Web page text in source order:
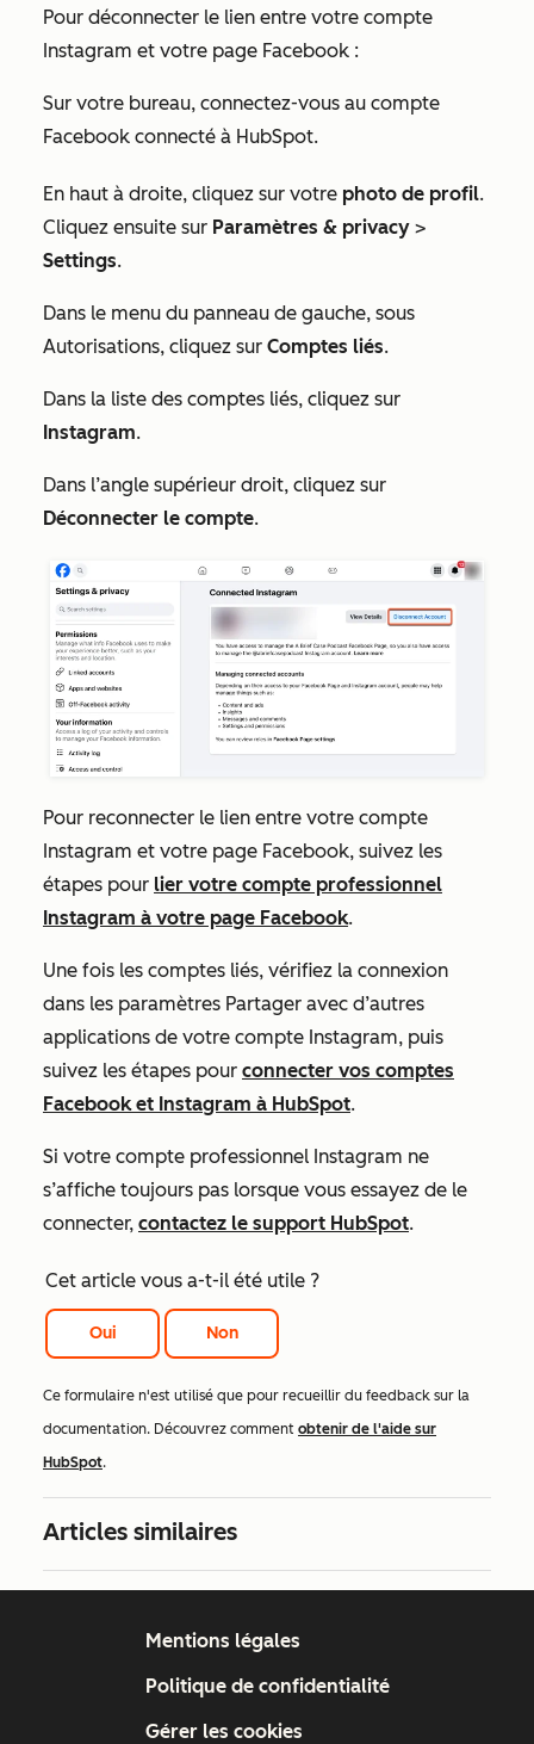
Pour déconnecter le lien entre votre compte
Instagram et votre page Facebook :
Sur votre bureau, connectez-vous au compte
Facebook connecté à HubSpot.
En haut à droite, cliquez sur votre photo de profil.
Cliquez ensuite sur Paramètres & privacy >
Settings.
Dans le menu du panneau de gauche, sous
Autorisations, cliquez sur Comptes liés.
Dans la liste des comptes liés, cliquez sur
Instagram.
Dans l’angle supérieur droit, cliquez sur
Déconnecter le compte.
Pour reconnecter le lien entre votre compte
Instagram et votre page Facebook, suivez les
étapes pour lier votre compte professionnel
Instagram à votre page Facebook.
Une fois les comptes liés, vérifiez la connexion
dans les paramètres Partager avec d’autres
applications de votre compte Instagram, puis
suivez les étapes pour connecter vos comptes
Facebook et Instagram à HubSpot.
Si votre compte professionnel Instagram ne
s’affiche toujours pas lorsque vous essayez de le
connecter, contactez le support HubSpot.
Cet article vous a-t-il été utile ?
Oui Non
Ce formulaire n'est utilisé que pour recueillir du feedback sur la
documentation. Découvrez comment obtenir de l'aide sur
HubSpot.
Articles similaires
Mentions légales
Politique de confidentialité
Gérer les cookies